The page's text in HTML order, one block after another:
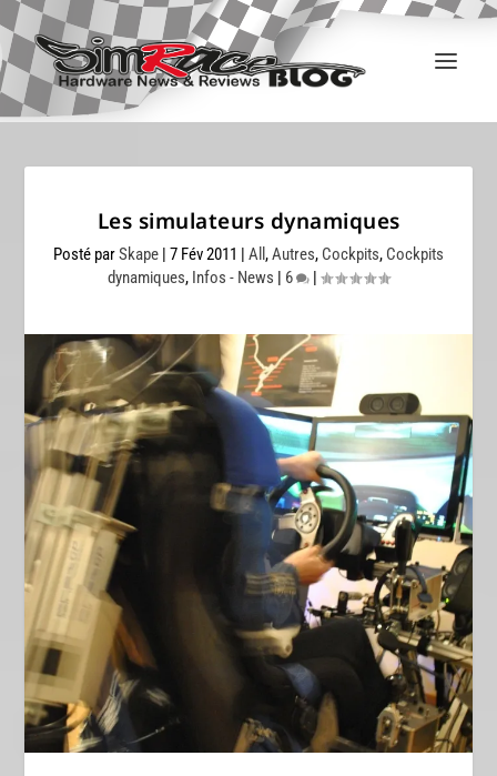
Les simulateurs dynamiques
Posté parSkape | 7 Fév 2011 | All ,Autres, Cockpits, Cockpits
dynamiques, Infos - News | 6 |